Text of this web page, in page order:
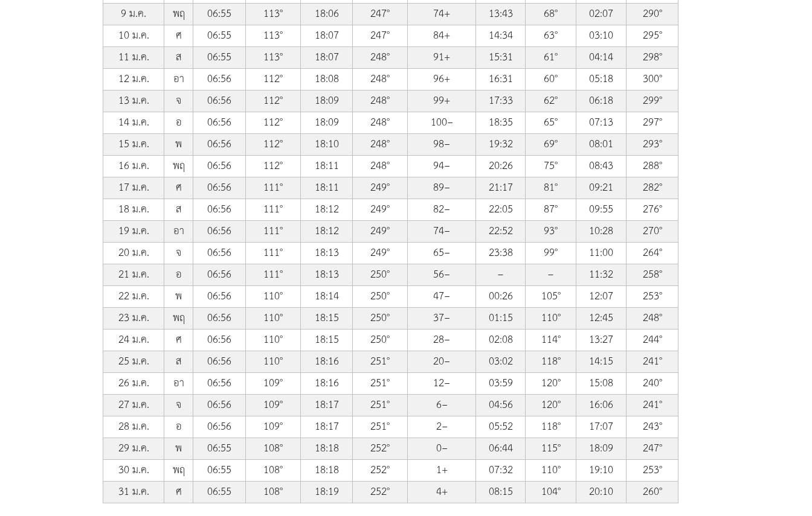
9 ม.ค.
พฤ 06:55 113° 18:06 247° 74+ 13:43 68° 02:07
290°
10 ม.ค.
ศ 06:55 113° 18:07 247° 84+ 14:34 63° 03:10
295°
11 ม.ค.
ส 06:55 113° 18:07 248° 91+ 15:31 61° 04:14
298°
12 ม.ค.
อา 06:56 112° 18:08 248° 96+ 16:31 60° 05:18
300°
13 ม.ค.
จ 06:56 112° 18:09 248° 99+ 17:33 62° 06:18
299°
14 ม.ค.
อ 06:56 112° 18:09 248° 100− 18:35 65° 07:13
297°
15 ม.ค.
พ 06:56 112° 18:10 248° 98− 19:32 69° 08:01
293°
16 ม.ค.
พฤ 06:56 112° 18:11 248° 94− 20:26 75° 08:43
288°
17 ม.ค.
ศ 06:56 111° 18:11 249° 89− 21:17 81° 09:21
282°
18 ม.ค.
ส 06:56 111° 18:12 249° 82− 22:05 87° 09:55
276°
19 ม.ค.
อา 06:56 111° 18:12 249° 74− 22:52 93° 10:28
270°
20 ม.ค.
จ 06:56 111° 18:13 249° 65− 23:38 99° 11:00
264°
21 ม.ค.
อ 06:56 111° 18:13 250° 56− – – 11:32
258°
22 ม.ค.
พ 06:56 110° 18:14 250° 47− 00:26 105° 12:07
253°
23 ม.ค.
พฤ 06:56 110° 18:15 250° 37− 01:15 110° 12:45
248°
24 ม.ค.
ศ 06:56 110° 18:15 250° 28− 02:08 114° 13:27
244°
25 ม.ค.
ส 06:56 110° 18:16 251° 20− 03:02 118° 14:15
241°
26 ม.ค.
อา 06:56 109° 18:16 251° 12− 03:59 120° 15:08
240°
27 ม.ค.
จ 06:56 109° 18:17 251° 6− 04:56 120° 16:06
241°
28 ม.ค.
อ 06:56 109° 18:17 251° 2− 05:52 118° 17:07
243°
29 ม.ค.
พ 06:55 108° 18:18 252° 0− 06:44 115° 18:09
247°
30 ม.ค.
พฤ 06:55 108° 18:18 252° 1+ 07:32 110° 19:10
253°
31 ม.ค.
ศ 06:55 108° 18:19 252° 4+ 08:15 104° 20:10
260°